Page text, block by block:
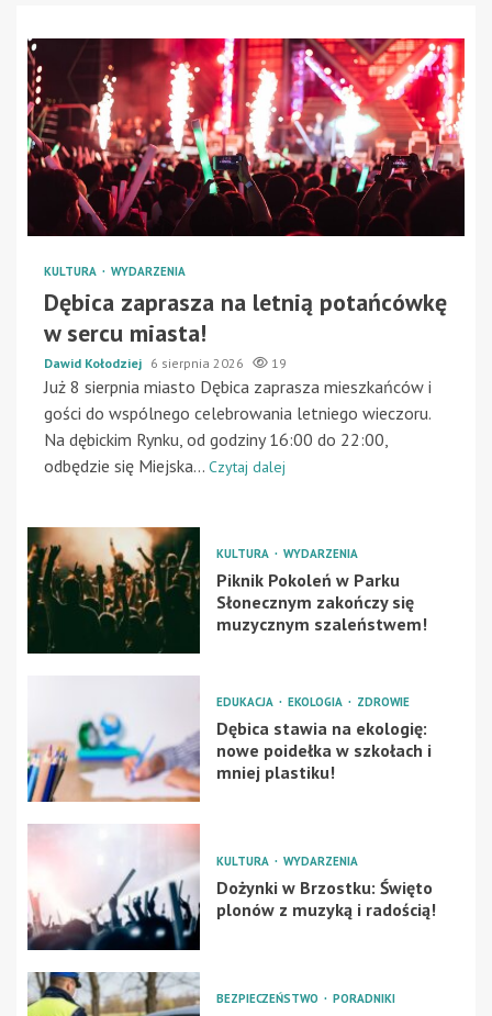
KULTURA WYDARZENIA
Dębica zaprasza na letnią potańcówkę
w sercu miasta!
Dawid Kołodziej 6 sierpnia 2026 19
Już 8 sierpnia miasto Dębica zaprasza mieszkańców i
gości do wspólnego celebrowania letniego wieczoru.
Na dębickim Rynku, od godziny 16:00 do 22:00,
odbędzie się Miejska... Czytaj dalej
KULTURA WYDARZENIA
Piknik Pokoleń w Parku
Słonecznym zakończy się
muzycznym szaleństwem!
EDUKACJA EKOLOGIA ZDROWIE
Dębica stawia na ekologię:
nowe poidełka w szkołach i
mniej plastiku!
KULTURA WYDARZENIA
Dożynki w Brzostku: Święto
plonów z muzyką i radością!
BEZPIECZEŃSTWO PORADNIKI